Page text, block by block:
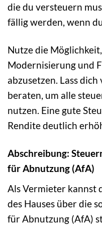
die du versteuern
fällig werden, wenn
Nutze die
Modernisierung und
abzusetzen. Lass
beraten, um alle
nutzen. Eine gute
Rendite deutlich
Abschreibung:
für Abnutzung (AfA)
Als Vermieter kannst
des Hauses über die
für Abnutzung (AfA)